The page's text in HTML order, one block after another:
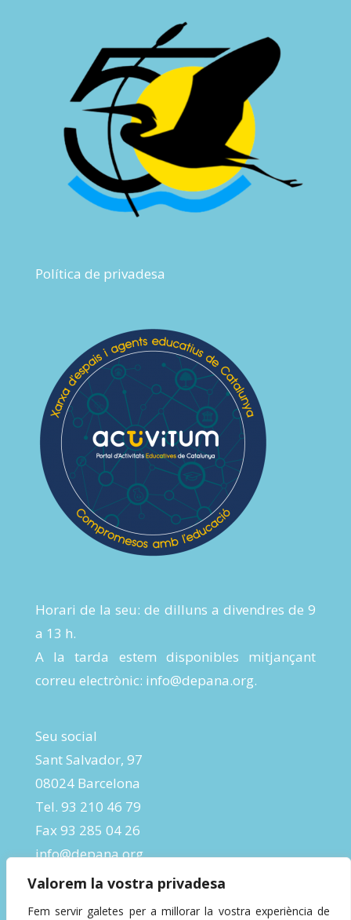
Valorem la vostra privadesa
Fem servir galetes per a millorar la vostra experiència de
Política de privadesa
Horari de la seu: de dilluns a divendres de 9
a 13 h.
A la tarda estem disponibles mitjançant
correu electrònic: info@depana.org.
Seu social
Sant Salvador, 97
08024 Barcelona
Tel. 93 210 46 79
Fax 93 285 04 26
info@depana.org